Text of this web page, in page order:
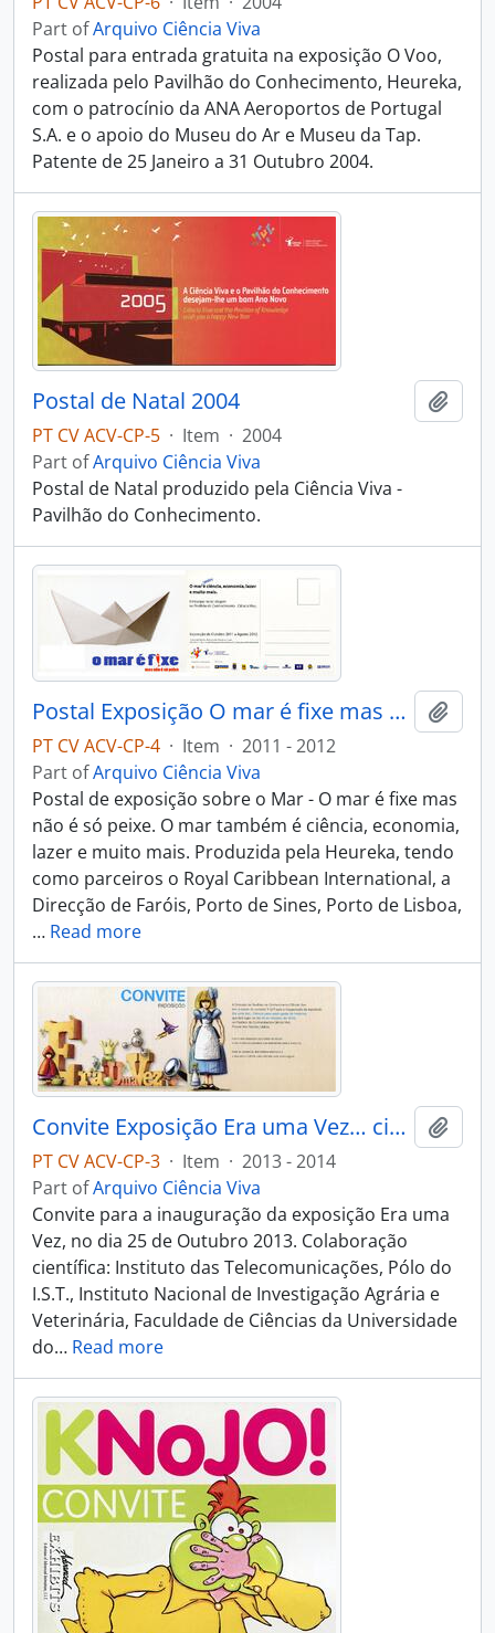
Part ofArquivo Ciência Viva
Postal para entrada gratuita na exposição O Voo,
realizada pelo Pavilhão do Conhecimento, Heureka,
com o patrocínio da ANA Aeroportos de Portugal
S.A. e o apoio do Museu do Ar e Museu da Tap.
Patente de 25 Janeiro a 31 Outubro 2004.
Postal de Natal 2004
PT CV ACV-CP-5 · Item · 2004
Part ofArquivo Ciência Viva
Postal de Natal produzido pela Ciência Viva -
Pavilhão do Conhecimento.
Postal Exposição O mar é fixe mas não é só peixe
PT CV ACV-CP-4 · Item · 2011 - 2012
Part ofArquivo Ciência Viva
Postal de exposição sobre o Mar - O mar é fixe mas
não é só peixe. O mar também é ciência, economia,
lazer e muito mais. Produzida pela Heureka, tendo
como parceiros o Royal Caribbean International, a
Direcção de Faróis, Porto de Sines, Porto de Lisboa,
… Read more
Convite Exposição Era uma Vez… ciência para quem gosta de histórias
PT CV ACV-CP-3 · Item · 2013 - 2014
Part ofArquivo Ciência Viva
Convite para a inauguração da exposição Era uma
Vez, no dia 25 de Outubro 2013. Colaboração
científica: Instituto das Telecomunicações, Pólo do
I.S.T., Instituto Nacional de Investigação Agrária e
Veterinária, Faculdade de Ciências da Universidade
do… Read more